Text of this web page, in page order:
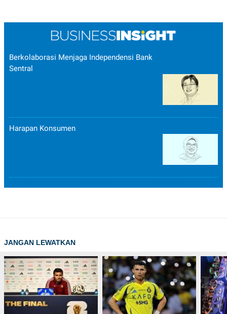
Berkolaborasi Menjaga Independensi Bank
Sentral
Harapan Konsumen
JANGAN LEWATKAN